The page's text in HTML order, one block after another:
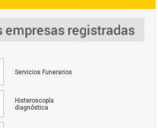
Servicios Funerarios
Histeroscopía
diagnóstica